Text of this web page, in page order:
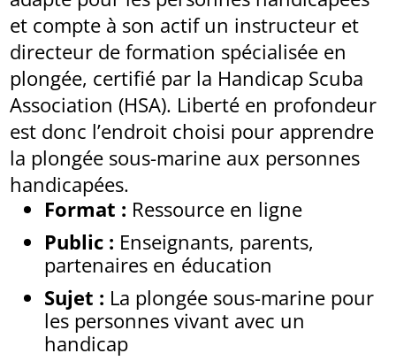
et compte à son actif un instructeur et
directeur de formation spécialisée en
plongée, certifié par la Handicap Scuba
Association (HSA). Liberté en profondeur
est donc l’endroit choisi pour apprendre
la plongée sous-marine aux personnes
handicapées.
Format : Ressource en ligne
Public : Enseignants, parents,
partenaires en éducation
Sujet : La plongée sous-marine pour
les personnes vivant avec un
handicap